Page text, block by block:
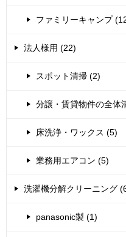
ファミリーキャンプ
法人様用 (22)
スポット清掃 (2)
分譲・賃貸物件の全体
床洗浄・ワックス (5)
業務用エアコン (5)
洗濯機分解クリーニング
panasonic製 (1)